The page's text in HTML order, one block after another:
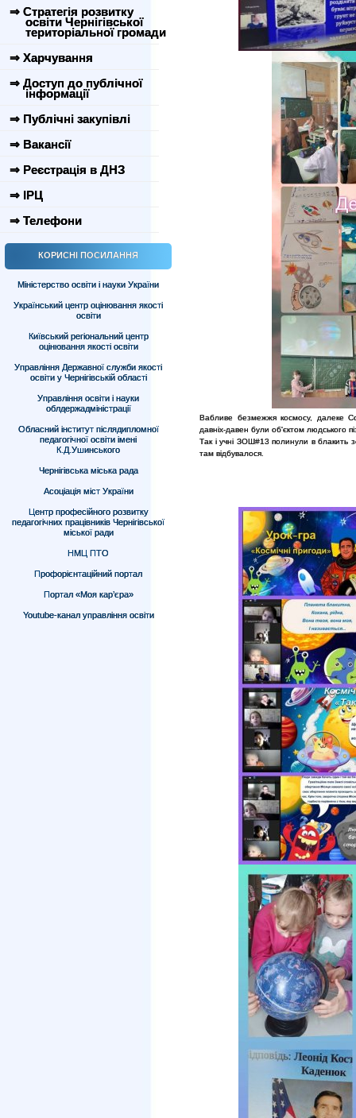
⇒ Стратегія розвитку
освіти Чернігівської
територіальної громади
⇒ Харчування
⇒ Доступ до публічної
інформації
⇒ Публічні закупівлі
⇒ Вакансії
⇒ Реєстрація в ДНЗ
⇒ ІРЦ
⇒ Телефони
КОРИСНІ ПОСИЛАННЯ
Міністерство освіти і науки України
Український центр оцінювання якості
освіти
Київський регіональний центр
оцінювання якості освіти
Управління Державної служби якості
освіти у Чернігівській області
Управління освіти і науки
облдержадміністрації
Обласний інститут післядипломної
педагогічної освіти імені
К.Д.Ушинського
Чернігівська міська рада
Асоціація міст України
Центр професійного розвитку
педагогічних працівників Чернігівської
міської ради
НМЦ ПТО
Профорієнтаційний портал
Портал «Моя кар’єра»
Youtube-канал управління освіти
Вабливе безмежжя космосу, далеке
давніх-давен були об'єктом людського
Так і учні ЗОШ#13 полинули в блакить
там відбувалося.